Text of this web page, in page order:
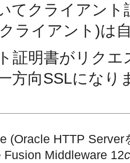
てクライアン
ライアント)は
証明書がリク
方向SSLになり
(Oracle HTTP
Fusion Middleware 12c